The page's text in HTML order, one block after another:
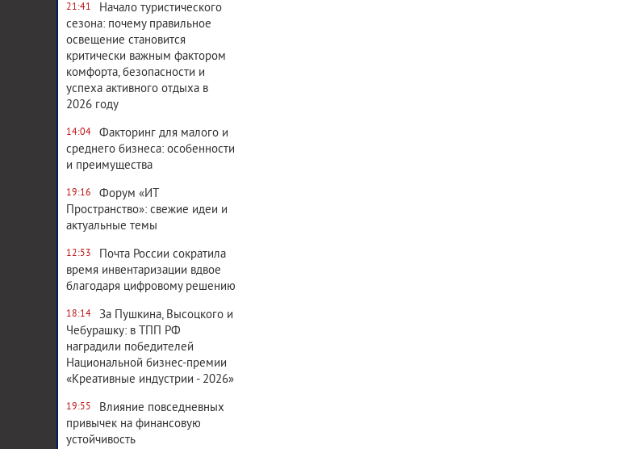
21:41
Начало туристического
сезона: почему правильное
освещение становится
критически важным фактором
комфорта, безопасности и
успеха активного отдыха в
2026 году
14:04
Факторинг для малого и
среднего бизнеса: особенности
и преимущества
19:16
Форум «ИТ
Пространство»: свежие идеи и
актуальные темы
12:53
Почта России сократила
время инвентаризации вдвое
благодаря цифровому решению
18:14
За Пушкина, Высоцкого и
Чебурашку: в ТПП РФ
наградили победителей
Национальной бизнес-премии
«Креативные индустрии - 2026»
19:55
Влияние повседневных
привычек на финансовую
устойчивость